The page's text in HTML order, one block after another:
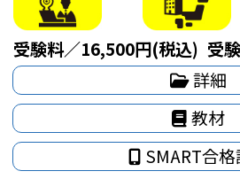
受験料／16,500円(税込) 受
詳細
教材
SMART合